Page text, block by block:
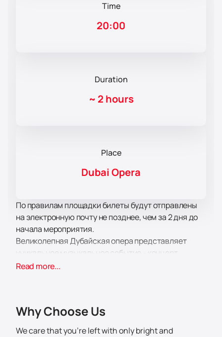
Time
20:00
Duration
~ 2 hours
Place
Dubai Opera
По правилам площадки билеты будут отправлены
на электронную почту не позднее, чем за 2 дня до
начала мероприятия.
Великолепная Дубайская опера представляет
уникальное музыкальное событие - концерт
Дениса Мацуева, который состоится 4 мая 2024
Денис Мацуев известен своим превосходным
Read more...
Why Choose Us
We care that you’re left with only bright and